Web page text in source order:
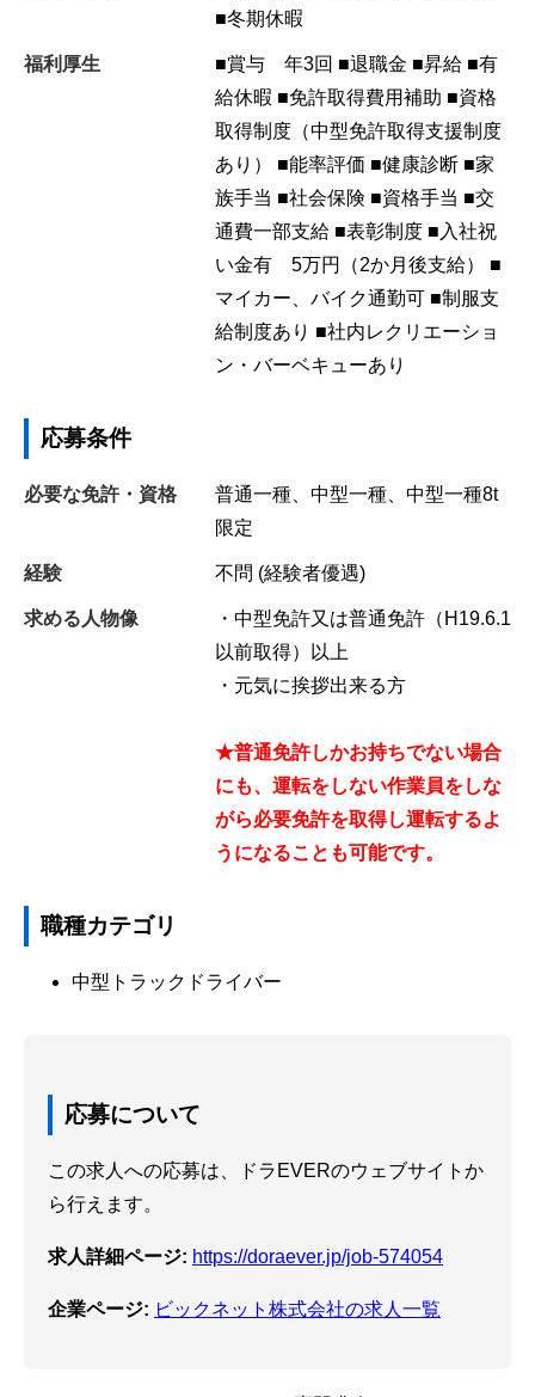
■冬期休暇
福利厚生
■賞与 年3回 ■退職金 ■昇給 ■有
給休暇 ■免許取得費用補助 ■資格
取得制度（中型免許取得支援制度
あり） ■能率評価 ■健康診断 ■家
族手当 ■社会保険 ■資格手当 ■交
通費一部支給 ■表彰制度 ■入社祝
い金有 5万円（2か月後支給） ■
マイカー、バイク通勤可 ■制服支
給制度あり ■社内レクリエーショ
ン・バーベキューあり
応募条件
必要な免許・資格
普通一種、中型一種、中型一種8t
限定
経験 不問 (経験者優遇)
求める人物像
・中型免許又は普通免許（H19.6.1
以前取得）以上
・元気に挨拶出来る方
★普通免許しかお持ちでない場合
にも、運転をしない作業員をしな
がら必要免許を取得し運転するよ
うになることも可能です。
職種カテゴリ
中型トラックドライバー
応募について
この求人への応募は、ドラEVERのウェブサイトか
ら行えます。
求人詳細ページ: https://doraever.jp/job-574054
企業ページ: ビックネット株式会社の求人一覧